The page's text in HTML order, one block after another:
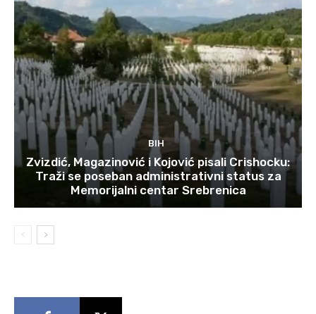
BIH
Zvizdić, Magazinović i Kojović pisali Crishocku:
Traži se poseban administrativni status za
Memorijalni centar Srebrenica